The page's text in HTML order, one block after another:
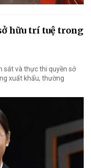
hữu trí tuệ trong
sát và thực thi quyền sở
xuất khẩu, thường